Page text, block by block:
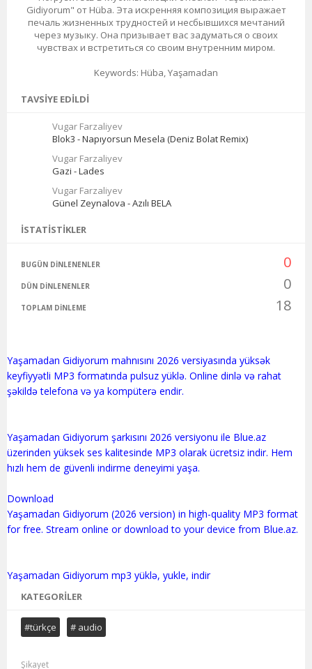
Gidiyorum" от Hüba. Эта искренняя композиция выражает
печаль жизненных трудностей и несбывшихся мечтаний
через музыку. Она призывает вас задуматься о своих
чувствах и встретиться со своим внутренним миром.
Keywords: Hüba, Yaşamadan
TAVSIYE EDILDI
Vugar Farzaliyev
Blok3 - Napıyorsun Mesela (Deniz Bolat Remix)
Vugar Farzaliyev
Gazi - Lades
Vugar Farzaliyev
Günel Zeynalova - Azılı BELA
İSTATISTIKLER
BUGÜN DINLENENLER 0
DÜN DINLENENLER 0
TOPLAM DINLEME 18
Yaşamadan Gidiyorum mahnısını 2026 versiyasında yüksək
keyfiyyətli MP3 formatında pulsuz yüklə. Online dinlə və rahat
şəkildə telefona və ya kompüterə endir.
Yaşamadan Gidiyorum şarkısını 2026 versiyonu ile Blue.az
üzerinden yüksek ses kalitesinde MP3 olarak ücretsiz indir. Hem
hızlı hem de güvenli indirme deneyimi yaşa.
Download
Yaşamadan Gidiyorum (2026 version) in high-quality MP3 format
for free. Stream online or download to your device from Blue.az.
KATEGORILER
#türkçe # audio
Şikayet